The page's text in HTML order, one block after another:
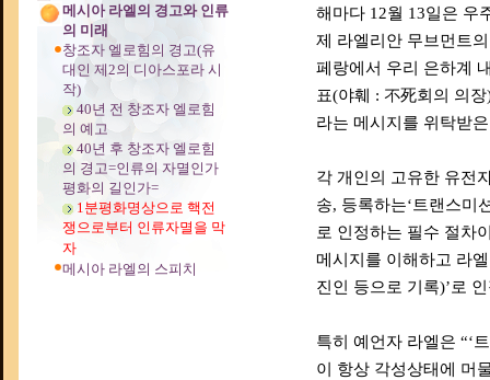
메시아 라엘의 경고와 인류
의 미래
창조자 엘로힘의 경고(유
대인 제2의 디아스포라 시
작)
40년 전 창조자 엘로힘
의 예고
40년 후 창조자 엘로힘
의 경고=인류의 자멸인가
평화의 길인가=
1분평화명상으로 핵전
쟁으로부터 인류자멸을 막
자
메시아 라엘의 스피치
해마다 12월 13일은 우
제 라엘리안 무브먼트
페랑에서 우리 은하계
표(야훼 : 不死회의 의
라는 메시지를 위탁받
각 개인의 고유한 유전
송, 등록하는‘트랜스미
로 인정하는 필수 절차
메시지를 이해하고 라
진인 등으로 기록)’로
특히 예언자 라엘은 “‘
이 항상 각성상태에 머